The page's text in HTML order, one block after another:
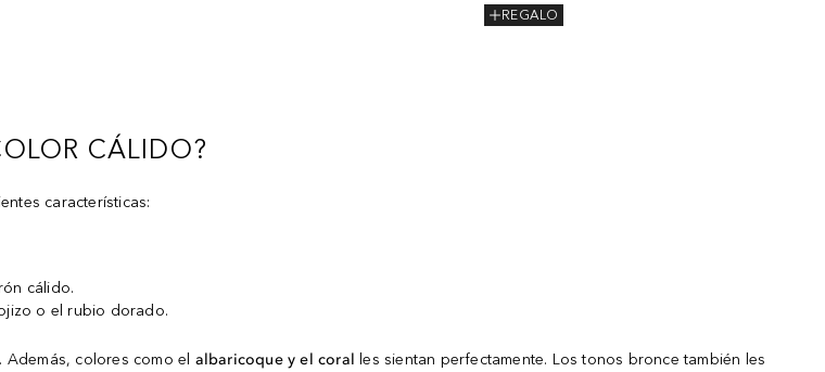
REGALO
CÁLIDO?
características:
cálido.
o el rubio dorado.
colores como el albaricoque y el coral les sientan perfectamente. Los tonos bronce también les